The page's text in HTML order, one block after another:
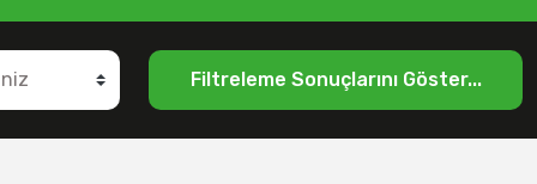
Filtreleme Sonuçlarını Göster...